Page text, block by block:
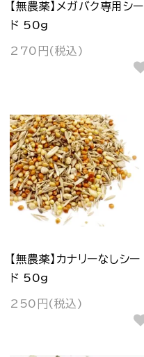
【無農薬】メガバク専用シー
ド 50g
270円(税込)
【無農薬】カナリーなしシー
ド 50g
250円(税込)